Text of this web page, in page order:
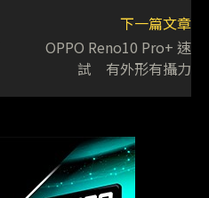
下一篇文章
OPPO Reno10 Pro+ 速
試 有外形有攝力